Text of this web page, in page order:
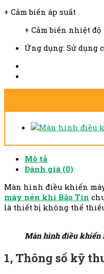
+ Cảm biến áp suất
+ Cảm biến nhiệt độ
Ứng dụng: Sử dụng
Mô tả
Đánh giá (0)
Màn hình điều khiển
máy nén khí Bảo Tín
là thiết bị không thể
Màn hình điều khiển
1, Thông số kỹ